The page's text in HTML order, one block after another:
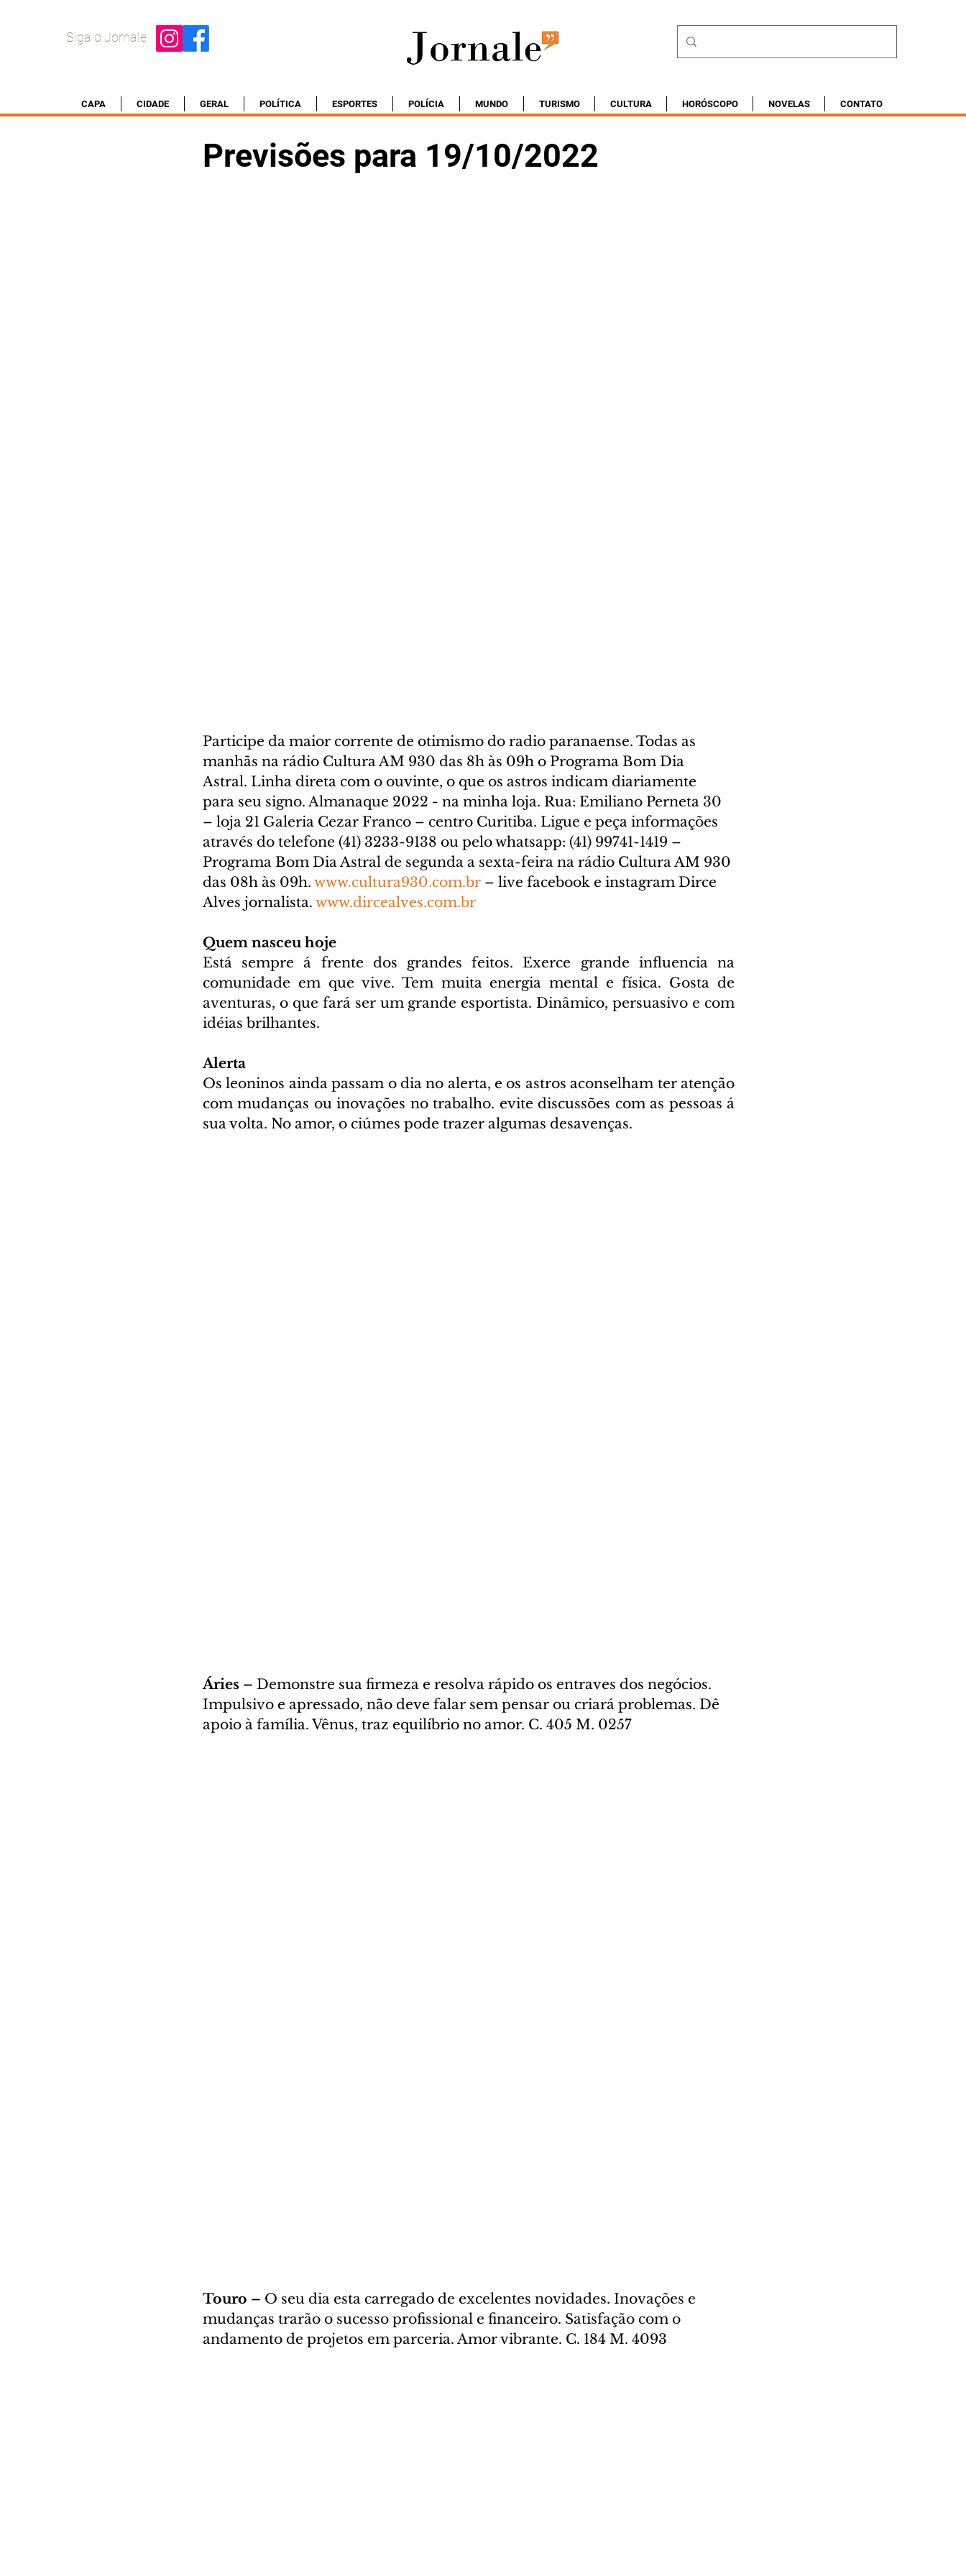
Siga o Jornale
CAPA CIDADE GERAL POLÍTICA ESPORTES POLÍCIA MUNDO TURISMO CULTURA HORÓSCOPO NOVELAS CONTATO
Previsões para 19/10/2022
Participe da maior corrente de otimismo do radio paranaense. Todas as
manhãs na rádio Cultura AM 930 das 8h às 09h o Programa Bom Dia
Astral. Linha direta com o ouvinte, o que os astros indicam diariamente
para seu signo. Almanaque 2022 - na minha loja. Rua: Emiliano Perneta 30
– loja 21 Galeria Cezar Franco – centro Curitiba. Ligue e peça informações
através do telefone (41) 3233-9138 ou pelo whatsapp: (41) 99741-1419 –
Programa Bom Dia Astral de segunda a sexta-feira na rádio Cultura AM 930
das 08h às 09h. www.cultura930.com.br – live facebook e instagram Dirce
Alves jornalista. www.dircealves.com.br
Quem nasceu hoje
Está sempre á frente dos grandes feitos. Exerce grande influencia na
comunidade em que vive. Tem muita energia mental e física. Gosta de
aventuras, o que fará ser um grande esportista. Dinâmico, persuasivo e com
idéias brilhantes.
Alerta
Os leoninos ainda passam o dia no alerta, e os astros aconselham ter atenção
com mudanças ou inovações no trabalho. evite discussões com as pessoas á
sua volta. No amor, o ciúmes pode trazer algumas desavenças.
Áries – Demonstre sua firmeza e resolva rápido os entraves dos negócios.
Impulsivo e apressado, não deve falar sem pensar ou criará problemas. Dê
apoio à família. Vênus, traz equilíbrio no amor. C. 405 M. 0257
Touro – O seu dia esta carregado de excelentes novidades. Inovações e
mudanças trarão o sucesso profissional e financeiro. Satisfação com o
andamento de projetos em parceria. Amor vibrante. C. 184 M. 4093